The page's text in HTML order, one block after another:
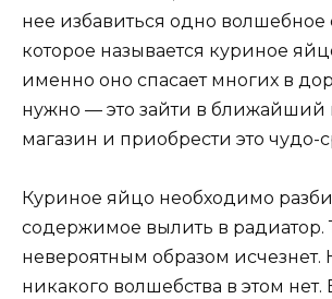
нее избавиться одно волшебное
которое называется куриное
именно оно спасает многих в
нужно — это зайти в ближайший
магазин и приобрести это чудо-
Куриное яйцо необходимо
содержимое вылить в радиатор.
невероятным образом исчезнет.
никакого волшебства в этом нет.